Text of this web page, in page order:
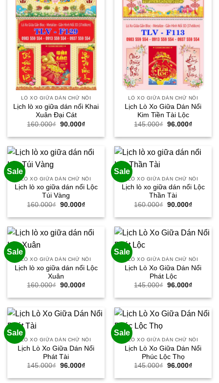
LÒ XO GIỮA DÁN CHỮ NỔI
Lịch lò xo giữa dán nổi Khai
Xuân Đại Cát
160.000₫ Giá
là:
90.000₫Giá
tại
90.000₫.
LÒ XO GIỮA DÁN CHỮ NỔI
Lịch Lò Xo Giữa Dán Nổi
Kim Tiền Tài Lộc
145.000₫ Giá
là:
96.000₫Giá
tại
96.000₫.
Sale
LÒ XO GIỮA DÁN CHỮ NỔI
Lịch lò xo giữa dán nổi Lộc
Túi Vàng
160.000₫ Giá
là:
90.000₫Giá
tại
90.000₫.
Sale
LÒ XO GIỮA DÁN CHỮ NỔI
Lịch lò xo giữa dán nổi Lộc
Thần Tài
160.000₫ Giá
là:
90.000₫Giá
tại
90.000₫.
Sale
LÒ XO GIỮA DÁN CHỮ NỔI
Lịch lò xo giữa dán nổi Lộc
Xuân
160.000₫ Giá
là:
90.000₫Giá
tại
90.000₫.
Sale
LÒ XO GIỮA DÁN CHỮ NỔI
Lịch Lò Xo Giữa Dán Nổi
Phát Lộc
145.000₫ Giá
là:
96.000₫Giá
tại
96.000₫.
Sale
LÒ XO GIỮA DÁN CHỮ NỔI
Lịch Lò Xo Giữa Dán Nổi
Phát Tài
145.000₫ Giá
là:
96.000₫Giá
tại
Sale
LÒ XO GIỮA DÁN CHỮ NỔI
Lịch Lò Xo Giữa Dán Nổi
Phúc Lộc Thọ
145.000₫ Giá
là:
96.000₫Giá
tại